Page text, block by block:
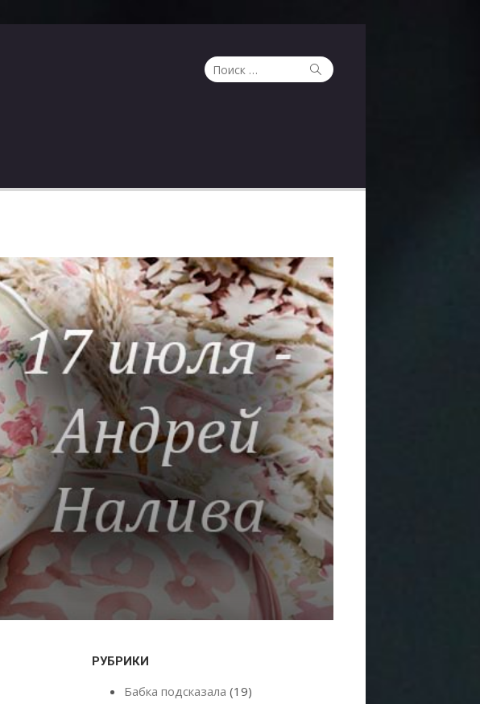
Поиск
по:
Поиск
РУБРИКИ
Бабка подсказала (19)